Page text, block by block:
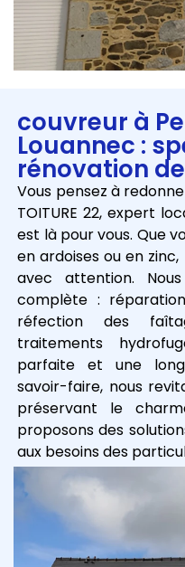
couvreur à
Louannec :
rénovation
Vous pensez à
TOITURE 22, expert
est là pour vous. Que
en ardoises ou en
avec attention.
complète :
réfection des
traitements
parfaite et une
savoir-faire, nous
préservant le
proposons des
aux besoins des